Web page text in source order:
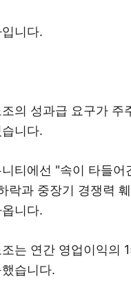
니다.
의 성과급 요구가 주
니다.
티에선 "속이 타들어
락과 중장기 경쟁력
니다.
는 연간 영업이익의
습니다.